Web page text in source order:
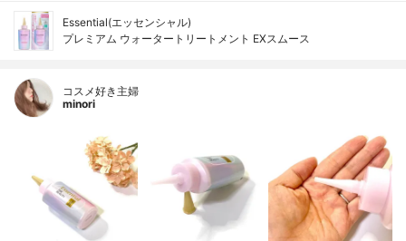
Essential(エッセンシャル)
プレミアム ウォータートリートメント EXスムース
コスメ好き主婦
minori